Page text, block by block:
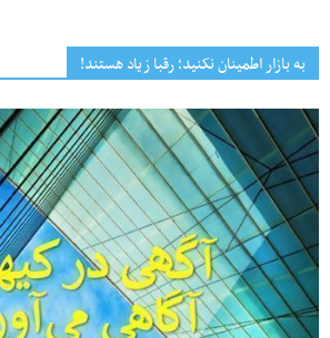
به بازار اطمینان نکنید؛ رقبا زیاد هستند!